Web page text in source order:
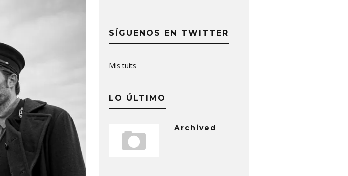
SÍGUENOS EN TWITTER
Mis tuits
LO ÚLTIMO
Archived